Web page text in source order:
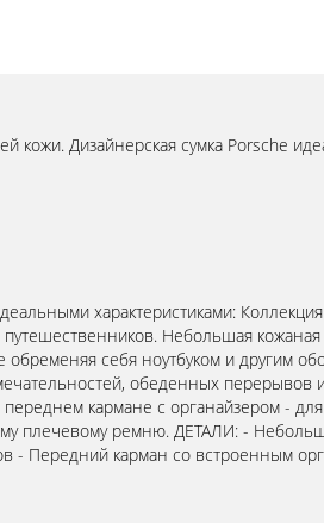
кожи. Дизайнерская сумка Porsche
характеристиками:
Небольшая
себя ноутбуком и другим
обеденных
кармане с органайзером -
плечевому ремню. ДЕТАЛИ: -
Передний карман со встроенным